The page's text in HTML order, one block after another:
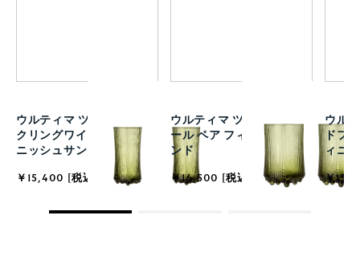
ウルティマ ツーレ スパー
クリングワイン ペア フィ
ニッシュサンド
￥15,400 [税込]
ウルティマ ツーレ ハイボ
ール ペア フィニッシュサ
ンド
￥16,500 [税込]
ウル
ドフ
ィニ
￥